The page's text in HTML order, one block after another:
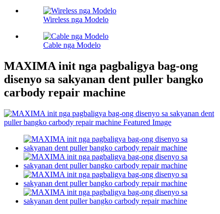
Wireless nga Modelo
Cable nga Modelo
MAXIMA init nga pagbaligya bag-ong
disenyo sa sakyanan dent puller bangko
carbody repair machine